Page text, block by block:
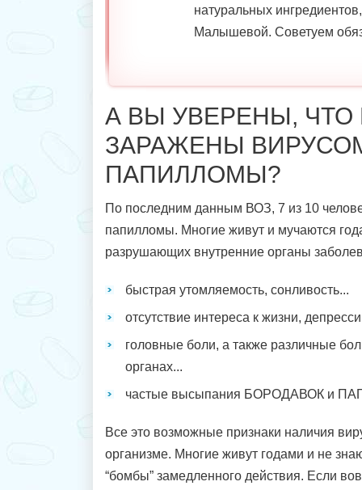
натуральных
Малышевой. Советуем
А ВЫ УВЕРЕНЫ, ЧТО
ЗАРАЖЕНЫ
ПАПИЛЛОМЫ?
По последним данным ВОЗ, 7 из 10
папилломы. Многие живут и мучаются
разрушающих внутренние органы
быстрая утомляемость, сонливость...
отсутствие интереса к жизни,
головные боли, а также различные
органах...
частые высыпания БОРОДАВОК и
Все это возможные признаки наличия
организме. Многие живут годами и не
“бомбы” замедленного действия. Если